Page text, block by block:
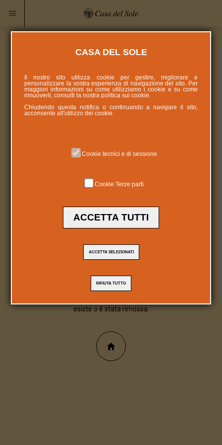
404
esiste o è stata rimossa.
CASA DEL SOLE
Il nostro sito utilizza cookie per gestire, migliorare e
personalizzare la vostra esperienza di navigazione del sito. Per
maggiori informazioni su come utilizziamo i cookie e su come
rimuoverli, consulti la nostra politica suicookie
Chiudendo questa notifica o continuando a navigare il sito,
acconsente all'utilizzo dei cookie.
Cookie tecnici e di sessione
Cookie Terze parti
ACCETTA TUTTI
ACCETTA SELEZIONATI
RIFIUTA TUTTO